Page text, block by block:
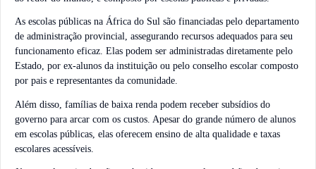
As escolas públicas na África do Sul são financiadas pelo departamento
de administração provincial, assegurando recursos adequados para seu
funcionamento eficaz. Elas podem ser administradas diretamente pelo
Estado, por ex-alunos da instituição ou pelo conselho escolar composto
por pais e representantes da comunidade.
Além disso, famílias de baixa renda podem receber subsídios do
governo para arcar com os custos. Apesar do grande número de alunos
em escolas públicas, elas oferecem ensino de alta qualidade e taxas
escolares acessíveis.